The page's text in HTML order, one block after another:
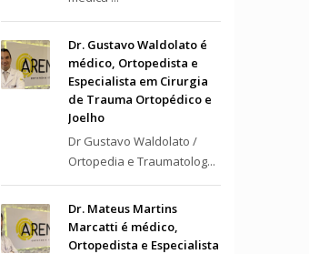
Dr. Gustavo Waldolato é
médico, Ortopedista e
Especialista em Cirurgia
de Trauma Ortopédico e
Joelho
Dr Gustavo Waldolato /
Ortopedia e Traumatolog...
Dr. Mateus Martins
Marcatti é médico,
Ortopedista e Especialista